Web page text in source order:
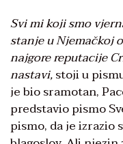
Svi mi koji smo
stanje u Njemačkoj
najgore reputacije
nastavi,stoji u
je bio sramotan,
predstavio pismo
pismo, da je